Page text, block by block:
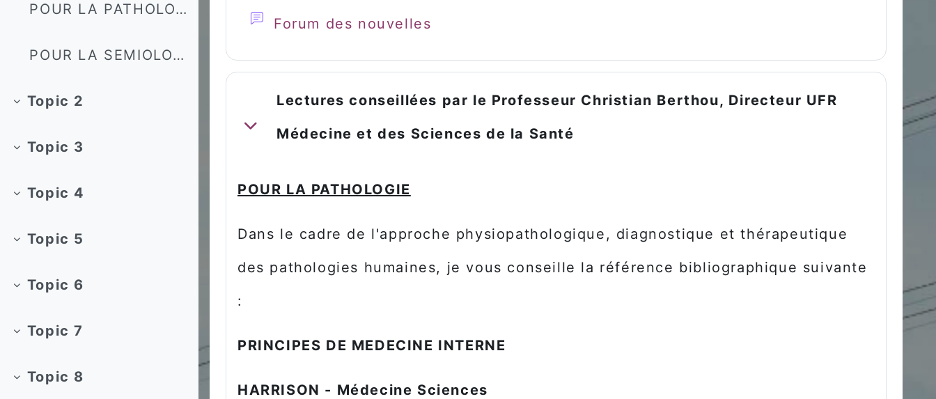
POUR LA PATHOLOGIE Dans le cadre de l'approche phy...
POUR LA SEMIOLOGIE "Guide de l'examen clinique" de...
Topic 2
Topic 3
Topic 4
Topic 5
Topic 6
Topic 7
Topic 8
Forum des nouvelles
Replier
Lectures conseillées par le Professeur Christian Berthou, Directeur UFR
Médecine et des Sciences de la Santé
POUR LA PATHOLOGIE
Dans le cadre de l'approche physiopathologique, diagnostique et thérapeutique
des pathologies humaines, je vous conseille la référence bibliographique suivante
:
PRINCIPES DE MEDECINE INTERNE
HARRISON - Médecine Sciences